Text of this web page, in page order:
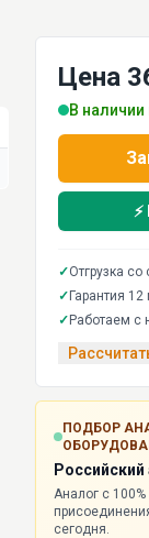
Цена
В наличии
✓Отгрузка
✓ Гарантия
✓ Работаем с
ПОДБОР
Российский
Аналог с
сегодня.